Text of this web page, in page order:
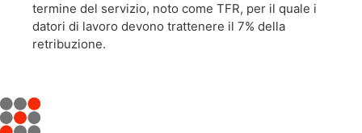
termine del servizio, noto come TFR, per il quale i
datori di lavoro devono trattenere il 7% della
retribuzione.